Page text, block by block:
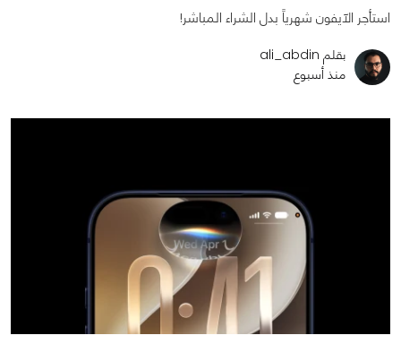
استأجر الآيفون شهرياً بدل الشراء المباشر!
بقلم ali_abdin
منذ أسبوع